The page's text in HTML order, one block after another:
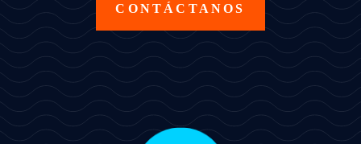
CONTÁCTANOS